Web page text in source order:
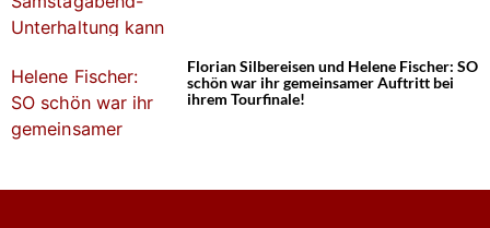
Florian Silbereisen und Helene Fischer: SO
schön war ihr gemeinsamer Auftritt bei
ihrem Tourfinale!